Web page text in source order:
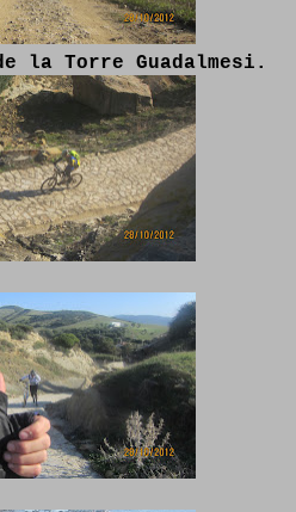
la Torre Guadalmesi.